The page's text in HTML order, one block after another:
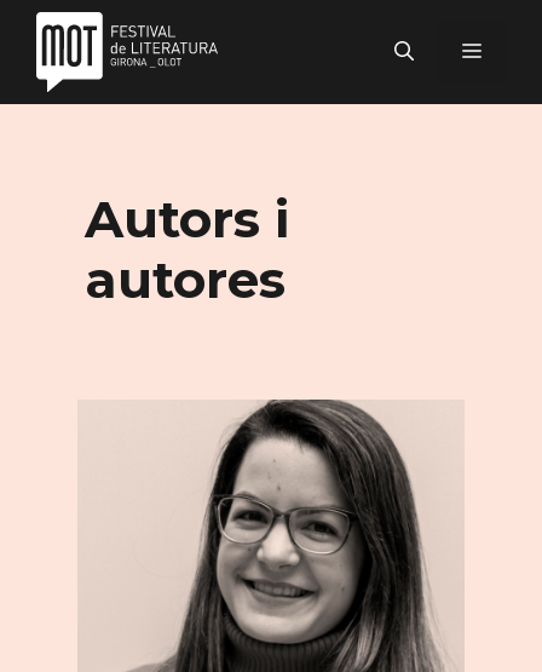
contingut
MENÚ
Autors i
autores